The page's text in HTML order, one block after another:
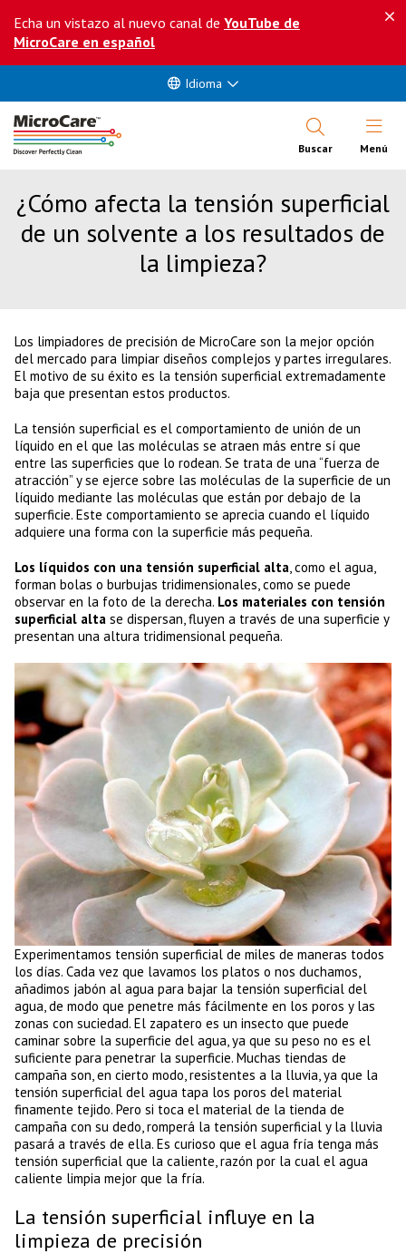
Echa un vistazo al nuevo canal de YouTube de
MicroCare en español
Idioma
Buscar Abrir
Menú
¿Cómo afecta la tensión superficial
de un solvente a los resultados de
la limpieza?
Los limpiadores de precisión de MicroCare son la mejor opción
del mercado para limpiar diseños complejos y partes irregulares.
El motivo de su éxito es la tensión superficial extremadamente
baja que presentan estos productos.
La tensión superficial es el comportamiento de unión de un
líquido en el que las moléculas se atraen más entre sí que
entre las superficies que lo rodean. Se trata de una “fuerza de
atracción” y se ejerce sobre las moléculas de la superficie de un
líquido mediante las moléculas que están por debajo de la
superficie. Este comportamiento se aprecia cuando el líquido
adquiere una forma con la superficie más pequeña.
Los líquidos con una tensión superficial alta, como el agua,
forman bolas o burbujas tridimensionales, como se puede
observar en la foto de la derecha. Los materiales con tensión
superficial alta se dispersan, fluyen a través de una superficie y
presentan una altura tridimensional pequeña.
Experimentamos tensión superficial de miles de maneras todos
los días. Cada vez que lavamos los platos o nos duchamos,
añadimos jabón al agua para bajar la tensión superficial del
agua, de modo que penetre más fácilmente en los poros y las
zonas con suciedad. El zapatero es un insecto que puede
caminar sobre la superficie del agua, ya que su peso no es el
suficiente para penetrar la superficie. Muchas tiendas de
campaña son, en cierto modo, resistentes a la lluvia, ya que la
tensión superficial del agua tapa los poros del material
finamente tejido. Pero si toca el material de la tienda de
campaña con su dedo, romperá la tensión superficial y la lluvia
pasará a través de ella. Es curioso que el agua fría tenga más
tensión superficial que la caliente, razón por la cual el agua
caliente limpia mejor que la fría.
La tensión superficial influye en la
limpieza de precisión